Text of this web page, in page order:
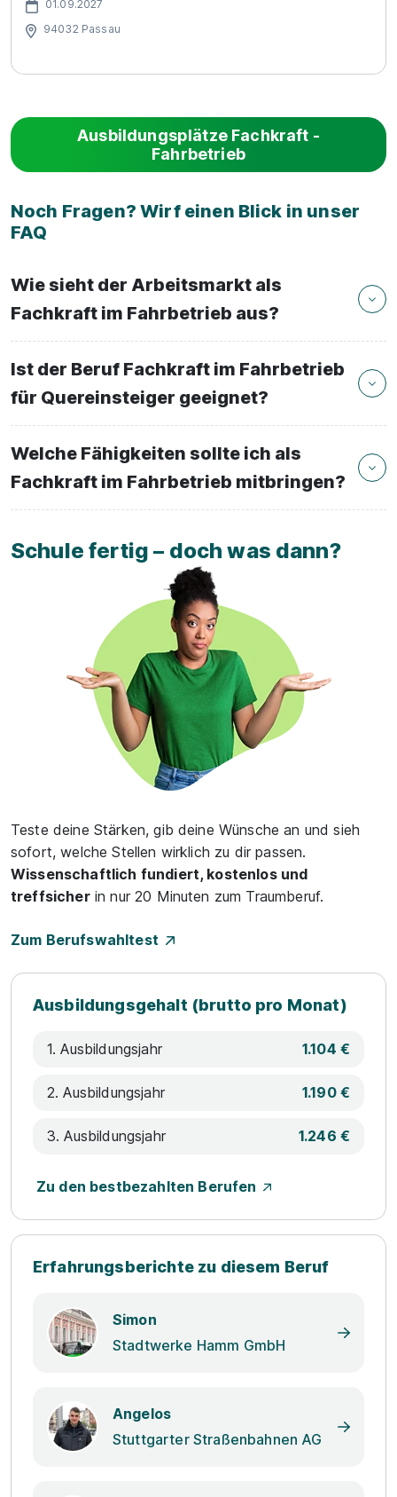
01.09.2027
94032 Passau
Ausbildungsplätze Fachkraft -
Fahrbetrieb
Noch Fragen? Wirf einen Blick in unser
FAQ
Wie sieht der Arbeitsmarkt als
Fachkraft im Fahrbetrieb aus?
Ist der Beruf Fachkraft im Fahrbetrieb
für Quereinsteiger geeignet?
Welche Fähigkeiten sollte ich als
Fachkraft im Fahrbetrieb mitbringen?
Schule fertig – doch was dann?
Teste deine Stärken, gib deine Wünsche an und sieh
sofort, welche Stellen wirklich zu dir passen.
Wissenschaftlich fundiert, kostenlos und
treffsicherin nur 20 Minuten zum Traumberuf.
Zum Berufswahltest
Ausbildungsgehalt (brutto pro Monat)
1. Ausbildungsjahr 1.104 €
2. Ausbildungsjahr 1.190 €
3. Ausbildungsjahr 1.246 €
Zu den bestbezahlten Berufen
Erfahrungsberichte zu diesem Beruf
Simon
Stadtwerke Hamm GmbH
Angelos
Stuttgarter Straßenbahnen AG